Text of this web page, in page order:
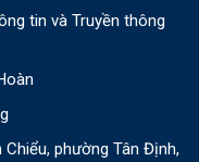
tin và Truyền thông
phường Tân Định,